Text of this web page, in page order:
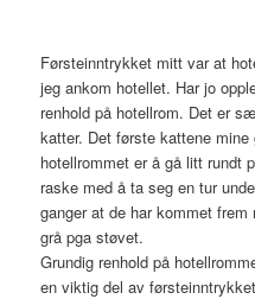
Førsteinntrykket mitt var at
jeg ankom hotellet. Har jo
renhold på hotellrom. Det er
katter. Det første kattene
hotellrommet er å gå litt rundt
raske med å ta seg en tur
ganger at de har kommet
grå pga støvet.
Grundig renhold på
en viktig del av